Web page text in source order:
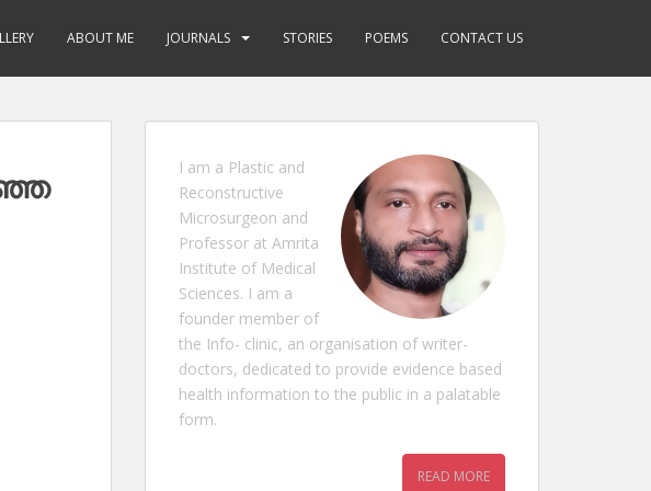
ABOUT ME JOURNALS STORIES POEMS CONTACT US
I am a Plastic and
Reconstructive
Microsurgeon and
Professor at Amrita
Institute of Medical
Sciences. I am a
founder member of
the Info- clinic, an organisation of writer-
doctors, dedicated to provide evidence based
health information to the public in a palatable
form.
READ MORE